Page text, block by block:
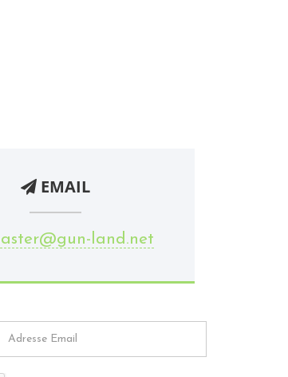
EMAIL
land.net